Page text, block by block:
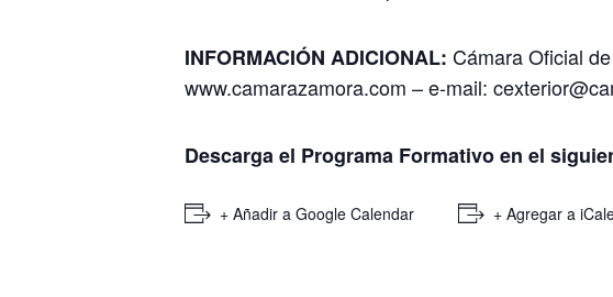
INFORMACIÓN ADICIONAL: Cámara Oficial
www.camarazamora.com – e-mail:
Descarga el Programa Formativo en el
+ Añadir a Google Calendar + Agregar a